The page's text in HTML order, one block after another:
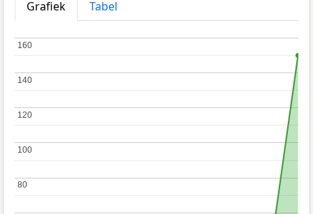
Grafiek
Tabel
80
80
100
100
120
120
140
140
160
160